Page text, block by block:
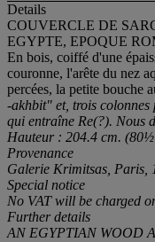
Details
COUVERCLE DE
EGYPTE, EPOQUE
En bois, coiffé d'une
couronne, l'arête du nez
percées, la petite bouche
-akhbit" et, trois
qui entraîne Re(?). Nous
Hauteur : 204.4 cm.
Provenance
Galerie Krimitsas, Paris,
Special notice
No VAT will be charged
Further details
AN EGYPTIAN WOOD